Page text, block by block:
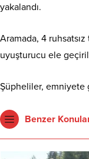
yakalandı.
Aramada, 4
uyuşturucu ele
Şüpheliler, emniyete
Benzer